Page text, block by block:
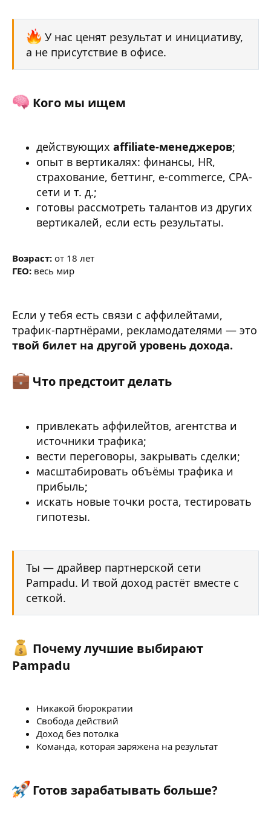
У нас ценят результат и инициативу,
а не присутствие в офисе.
Кого мы ищем​
действующих affiliate-менеджеров;
опыт в вертикалях: финансы, HR,
страхование, беттинг, e-commerce, CPA-
сети и т. д.;
готовы рассмотреть талантов из других
вертикалей, если есть результаты.
Возраст: от 18 лет
ГЕО: весь мир
Если у тебя есть связи с аффилейтами,
трафик-партнёрами, рекламодателями — это
твой билет на другой уровень дохода.
Что предстоит делать​
привлекать аффилейтов, агентства и
источники трафика;
вести переговоры, закрывать сделки;
масштабировать объёмы трафика и
прибыль;
искать новые точки роста, тестировать
гипотезы.
Ты — драйвер партнерской сети
Pampadu. И твой доход растёт вместе с
сеткой.
Почему лучшие выбирают
Pampadu​
Никакой бюрократии
Свобода действий
Доход без потолка
Команда, которая заряжена на результат
Готов зарабатывать больше?​